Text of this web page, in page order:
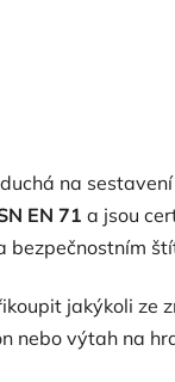
na
EN 71 a jsou
bezpečnostním
jakýkoli ze
nebo výtah na